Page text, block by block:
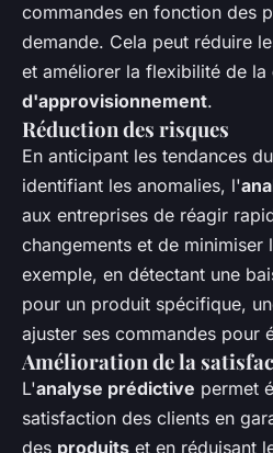
commandes en fonction des
demande. Cela peut réduire
et améliorer la flexibilité de la
d'approvisionnement.
Réduction des risques
En anticipant les tendances
identifiant les anomalies, l'
aux entreprises de réagir
changements et de minimiser
exemple, en détectant une
pour un produit spécifique,
ajuster ses commandes pour
Amélioration de la
L'analyse prédictive permet
satisfaction des clients en
des produits et en réduisant